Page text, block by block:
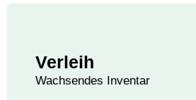
Verleih
Wachsendes Inventar